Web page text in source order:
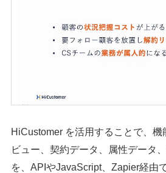
HiCustomer を活用することで、
ビュー、契約データ、属性データ
を、APIやJavaScript、Zapier経由